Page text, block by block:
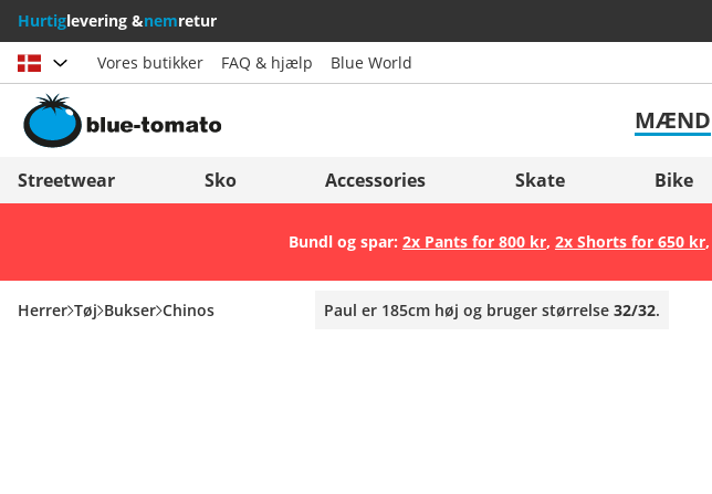
Hurtiglevering &nemretur
Vælg land
Österreich
Italia (Italiano)
Italien (Deutsch)
Slovenija
België (Nederlands)
Vores butikker FAQ & hjælp Blue World
MÆND
Streetwear Sko Accessories Skate Bike
Bundl og spar: 2x Pants for 800 kr, 2x Shorts for 650 kr,
Herrer Tøj Bukser Chinos Paul er 185cm høj og bruger størrelse32/32.